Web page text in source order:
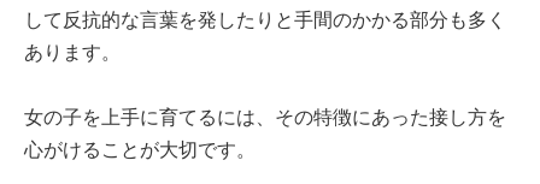
して反抗的な言葉を発したりと手間のかかる部分も多く
あります。
女の子を上手に育てるには、その特徴にあった接し方を
心がけることが大切です。